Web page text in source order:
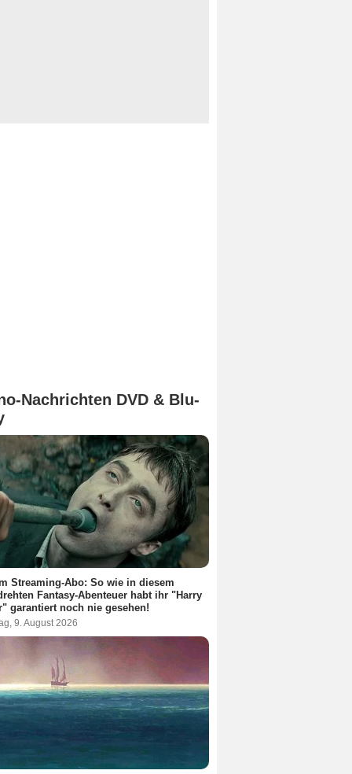
Nachrichten DVD & Blu-
Streaming-Abo: So wie in diesem
Fantasy-Abenteuer habt ihr "Harry
garantiert noch nie gesehen!
9. August 2026